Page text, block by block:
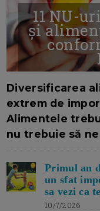
11 NU-
și
Diversificarea
extrem de
Alimentele
nu trebuie să ne
Primul an
un sfat
sa vezi ca
10/7/2026